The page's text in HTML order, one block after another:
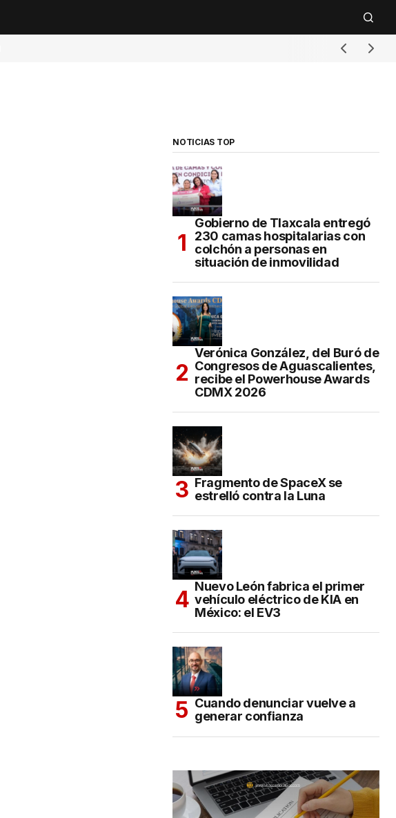
NOTICIAS TOP
Gobierno de Tlaxcala entregó
230 camas hospitalarias con
colchón a personas en
situación de inmovilidad
Verónica González, del Buró de
Congresos de Aguascalientes,
recibe el Powerhouse Awards
CDMX 2026
Fragmento de SpaceX se
estrelló contra la Luna
Nuevo León fabrica el primer
vehículo eléctrico de KIA en
México: el EV3
Cuando denunciar vuelve a
generar confianza